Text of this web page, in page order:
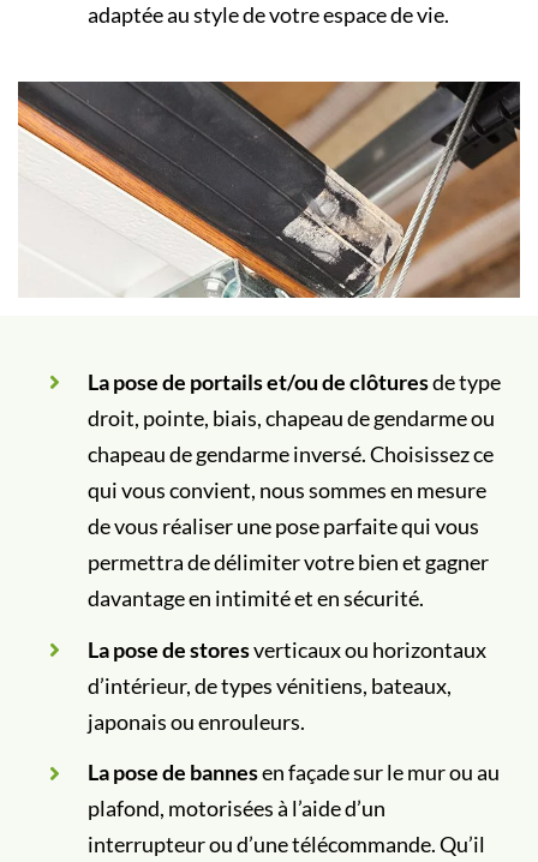
adaptée au style de votre espace de vie.
La pose de portails et/ou de clôturesde type
droit, pointe, biais, chapeau de gendarme ou
chapeau de gendarme inversé. Choisissez ce
qui vous convient, nous sommes en mesure
de vous réaliser une pose parfaite qui vous
permettra de délimiter votre bien et gagner
davantage en intimité et en sécurité.
La pose de storesverticaux ou horizontaux
d’intérieur, de types vénitiens, bateaux,
japonais ou enrouleurs.
La pose de bannesen façade sur le mur ou au
plafond, motorisées à l’aide d’un
interrupteur ou d’une télécommande. Qu’il